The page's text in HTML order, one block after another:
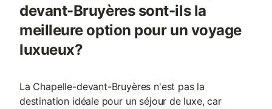
devant-Bruyères sont-ils la
meilleure option pour un voyage
luxueux?
La Chapelle-devant-Bruyères n'est pas la
destination idéale pour un séjour de luxe, car